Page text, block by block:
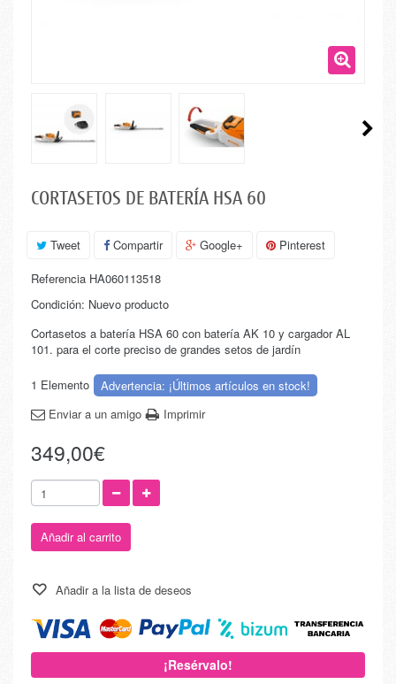
CORTASETOS DE BATERÍA HSA 60
Tweet Compartir Google+
Pinterest
Referencia HA060113518
Condición: Nuevo producto
Cortasetos a batería HSA 60 con batería AK 10 y cargador AL
101. para el corte preciso de grandes setos de jardín
1 Elemento
Advertencia: ¡Últimos artículos en stock!
Enviar a un amigo
Imprimir
349,00€
Añadir al carrito
Añadir a la lista de deseos
¡Resérvalo!